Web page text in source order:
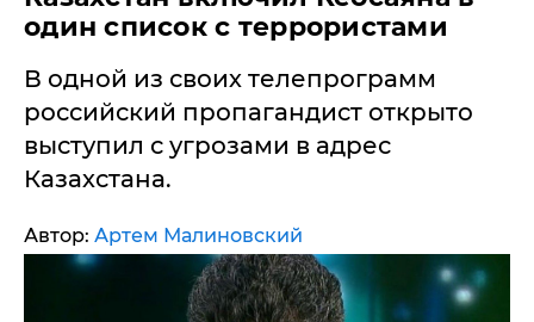
один список с террористами
В одной из своих телепрограмм
российский пропагандист открыто
выступил с угрозами в адрес
Казахстана.
Автор: Артем Малиновский